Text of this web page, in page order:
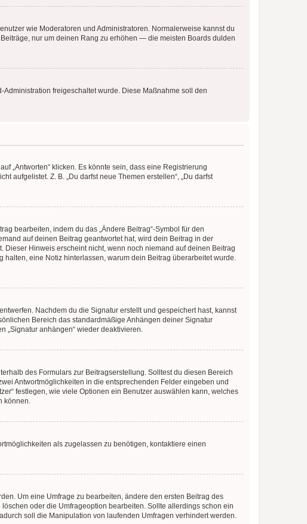
wie Moderatoren und Administratoren. Normalerweise kannst du
nur um deinen Rang zu erhöhen — die meisten Boards dulden
freigeschaltet wurde. Diese Maßnahme soll den
„Antworten“ klicken. Es könnte sein, dass eine Registrierung
aufgelistet. Z. B. „Du darfst neue Themen erstellen“, „Du darfst
bearbeiten, indem du das „Ändere Beitrag“-Symbol für den
auf deinen Beitrag geantwortet hat, wird dein Beitrag in der
Hinweis erscheint nicht, wenn noch niemand auf deinen Beitrag
eine Notiz hinterlassen, warum dein Beitrag überarbeitet wurde.
Nachdem du die Signatur erstellt und gespeichert hast, kannst
Bereich das standardmäßige Anhängen deiner Signatur
„Signatur anhängen“ wieder deaktivieren.
des Formulars zur Beitragserstellung. Solltest du diesen Bereich
Antwortmöglichkeiten in die entsprechenden Felder eingeben und
festlegen, wie viele Optionen ein Benutzer auswählen kann, welches
können.
als zugelassen zu benötigen, kontaktiere einen
Um eine Umfrage zu bearbeiten, ändere den ersten Beitrag des
oder die Umfrageoption bearbeiten. Sollte allerdings schon ein
soll die Manipulation von laufenden Umfragen verhindert werden.